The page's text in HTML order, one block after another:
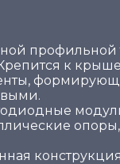
профильной
к